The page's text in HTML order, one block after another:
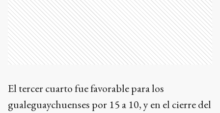
El tercer cuarto fue favorable para los
gualeguaychuenses por 15 a 10, y en el cierre del